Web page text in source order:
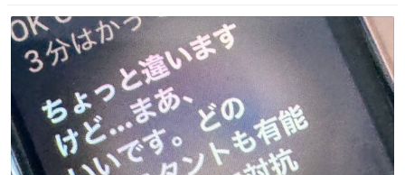
ト
数
数